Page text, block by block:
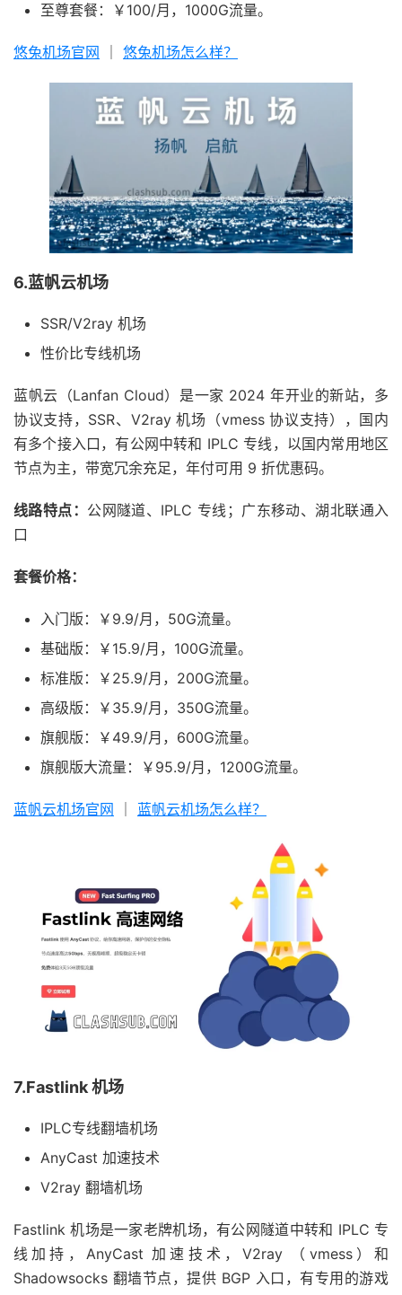
至尊套餐：￥100/月，1000G流量。
悠兔机场官网 悠兔机场怎么样？
6.蓝帆云机场
SSR/V2ray 机场
性价比专线机场
蓝帆云（Lanfan Cloud）是一家 2024 年开业的新站，多
协议支持，SSR、V2ray 机场（vmess 协议支持），国内
有多个接入口，有公网中转和 IPLC 专线，以国内常用地区
节点为主，带宽冗余充足，年付可用 9 折优惠码。
线路特点： 公网隧道、IPLC 专线；广东移动、湖北联通入
口
套餐价格：
入门版：￥9.9/月，50G流量。
基础版：￥15.9/月，100G流量。
标准版：￥25.9/月，200G流量。
高级版：￥35.9/月，350G流量。
旗舰版：￥49.9/月，600G流量。
旗舰版大流量：￥95.9/月，1200G流量。
蓝帆云机场官网 蓝帆云机场怎么样？
7.Fastlink 机场
IPLC专线翻墙机场
AnyCast 加速技术
V2ray 翻墙机场
Fastlink 机场是一家老牌机场，有公网隧道中转和 IPLC 专
线加持，AnyCast 加速技术，V2ray （vmess）和
Shadowsocks 翻墙节点，提供 BGP 入口，有专用的游戏